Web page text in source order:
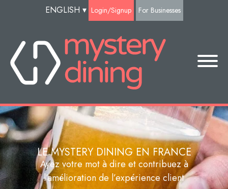
ENGLISH ▾ Login/Signup For Businesses
LE MYSTERY DINING EN FRANCE
Ayez votre mot à dire et contribuez à
l’amélioration de l’expérience client